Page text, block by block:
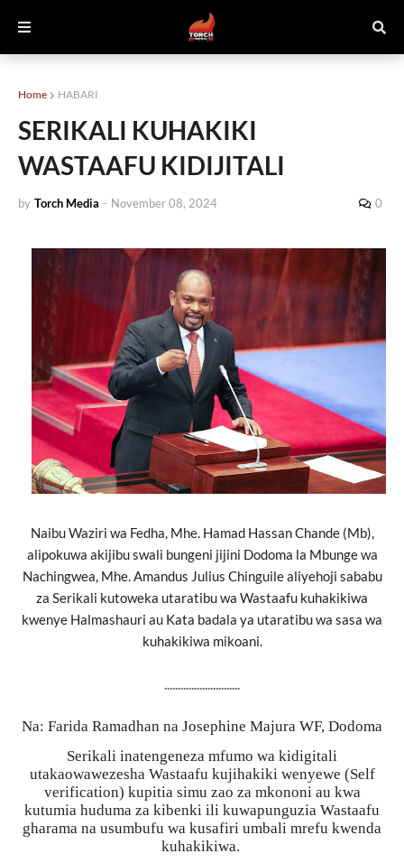
Home HABARI
SERIKALI KUHAKIKI
WASTAAFU KIDIJITALI
by Torch Media - November 08, 2024 0
Naibu Waziri wa Fedha, Mhe. Hamad Hassan Chande (Mb),
alipokuwa akijibu swali bungeni jijini Dodoma la Mbunge wa
Nachingwea, Mhe. Amandus Julius Chinguile aliyehoji sababu
za Serikali kutoweka utaratibu wa Wastaafu kuhakikiwa
kwenye Halmashauri au Kata badala ya utaratibu wa sasa wa
kuhakikiwa mikoani.
............................
Na: Farida Ramadhan na Josephine Majura WF, Dodoma
Serikali inatengeneza mfumo wa kidigitali
utakaowawezesha Wastaafu kujihakiki wenyewe (Self
verification) kupitia simu zao za mkononi au kwa
kutumia huduma za kibenki ili kuwapunguzia Wastaafu
gharama na usumbufu wa kusafiri umbali mrefu kwenda
kuhakikiwa.